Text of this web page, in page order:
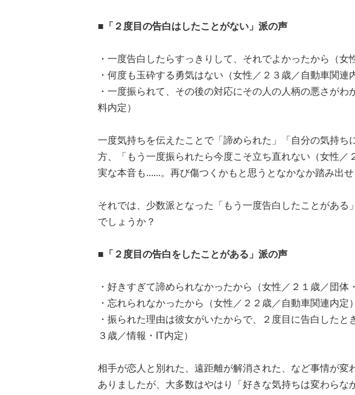
■「２度目の告白はしたことがない」派の声
・一度告白したらすっきりして、それでよかったから（女
・何度も玉砕する勇気はない（女性／２３歳／自動車関連
・一度振られて、その後の対応にその人の人柄の悪さが
料内定）
一度気持ちを伝えたことで「諦められた」「自分の気持ち
方、「もう一度振られたら今度こそ立ち直れない（女性／
実な本音も......。再び傷つくかもと思うとなかなか踏み出せ
それでは、少数派となった「もう一度告白したことがある
でしょうか？
■「２度目の告白をしたことがある」派の声
・好きすぎて諦められなかったから（女性／２１歳／団体
・忘れられなかったから（女性／２２歳／自動車関連内定）
・振られた理由は彼女がいたからで、２度目に告白したと
３歳／情報・IT内定）
相手が恋人と別れた、遠距離が解消された、など事情が変
ありましたが、大多数はやはり「好きな気持ちは変わらな